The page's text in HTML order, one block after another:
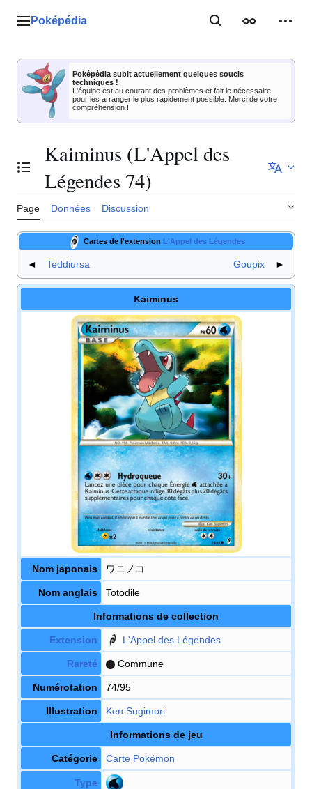
Menu principal
Poképédia RechercherApparence
Poképédia subit actuellement quelques soucis
techniques !
L'équipe est au courant des problèmes et fait le nécessaire
pour les arranger le plus rapidement possible. Merci de votre
compréhension !
Basculer la table des matières
Kaiminus (L'Appel des
Légendes 74)
Page Données Discussion
Cartes de l'extension L'Appel des Légendes
◄ Teddiursa Goupix ►
Kaiminus
Nom japonais ワニノコ
Nom anglais Totodile
Informations de collection
Extension L'Appel des Légendes
Rareté Commune
Numérotation 74/95
Illustration Ken Sugimori
Informations de jeu
Catégorie Carte Pokémon
Type